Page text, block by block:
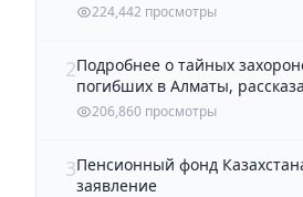
224,442 просмотры
2Подробнее о тайных
погибших в Алматы,
206,860 просмотры
3Пенсионный фонд
заявление